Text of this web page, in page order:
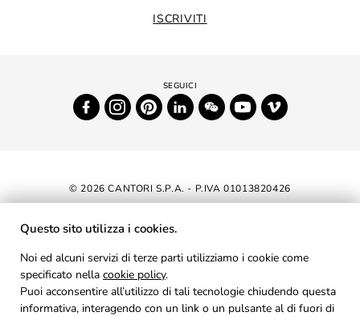
ISCRIVITI
© 2026 CANTORI S.P.A. - P.IVA 01013820426
DICHIARAZIONE DI ACCESSIBILITÀ
AREA RISERVATA
PRIVACY
Questo sito utilizza i cookies.
Noi ed alcuni servizi di terze parti utilizziamo i cookie come
specificato nella cookie policy.
Puoi acconsentire all’utilizzo di tali tecnologie chiudendo questa
informativa, interagendo con un link o un pulsante al di fuori di